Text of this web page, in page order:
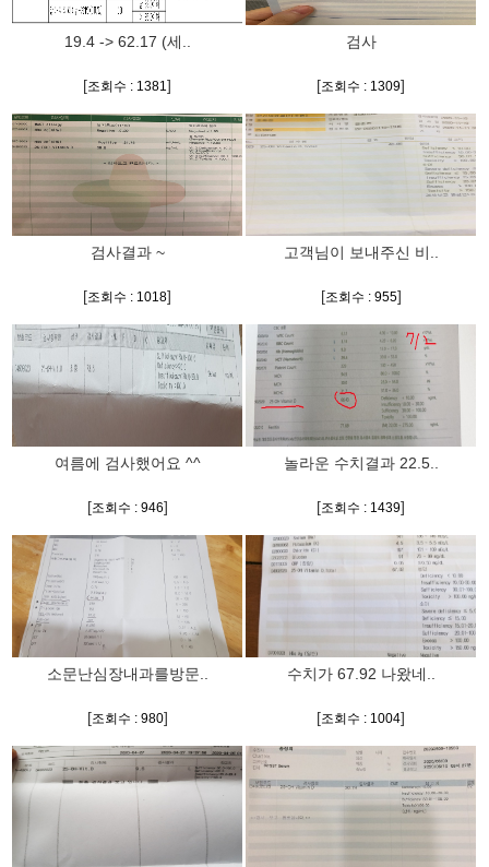
19.4 -> 62.17 (세..
[조회수 : 1381]
검사
[조회수 : 1309]
검사결과 ~
[조회수 : 1018]
고객님이 보내주신 비..
[조회수 : 955]
여름에 검사했어요 ^^
[조회수 : 946]
놀라운 수치결과 22.5..
[조회수 : 1439]
소문난심장내과를방문..
[조회수 : 980]
수치가 67.92 나왔네..
[조회수 : 1004]